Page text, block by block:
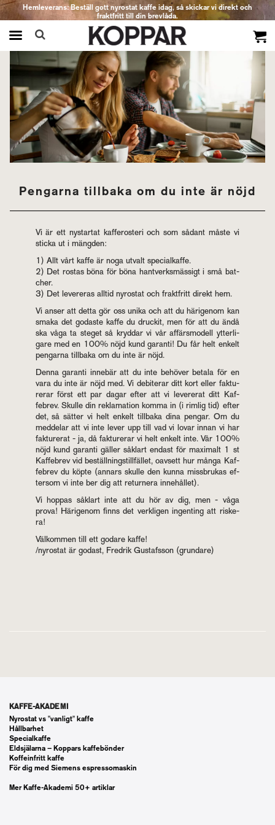
Hemleverans: Beställ gott nyrostat kaffe idag, så skickar vi direkt och
fraktfritt till din brevlåda.
Produkten har blivit tillagd i varukorgen
Peng­ar­na till­ba­ka om du inte är nöjd
Vi är ett nystar­tat kaf­fe­ros­te­ri och som så­dant måste vi
stic­ka ut i mäng­den:
1) Allt vårt kaffe är noga ut­valt spe­ci­alkaf­fe.
2) Det rostas böna för böna hant­verks­mäs­sigt i små bat­
cher.
3) Det le­ve­re­ras all­tid ny­rostat och frakt­fritt di­rekt hem.
Vi anser att detta gör oss unika och att du häri­ge­nom kan
smaka det go­das­te kaffe du druc­kit, men för att du ändå
ska våga ta ste­get så kryd­dar vi vår af­färsmo­dell yt­ter­li­
ga­re med en 100% nöjd kund ga­ran­ti! Du får helt en­kelt
peng­ar­na till­ba­ka om du inte är nöjd.
Denna ga­ran­ti in­ne­bär att du inte be­hö­ver be­ta­la för en
vara du inte är nöjd med. Vi de­bi­te­rar ditt kort eller fak­tu­
re­rar först ett par dagar efter att vi le­ve­re­rat ditt Kaf­
febrev. Skul­le din re­kla­ma­tion komma in (i rim­lig tid) efter
det, så sät­ter vi helt en­kelt till­ba­ka dina peng­ar. Om du
med­de­lar att vi inte lever upp till vad vi lovar innan vi har
fak­tu­re­rat - ja, då fak­tu­re­rar vi helt en­kelt inte. Vår 100%
nöjd kund ga­ran­ti gäl­ler såklart en­dast för max­i­malt 1 st
Kaf­febrev vid be­ställ­nings­till­fäl­let, oav­sett hur många Kaf­
febrev du köpte (an­nars skul­le den kunna miss­bru­kas ef­
tersom vi inte ber dig att re­tur­ne­ra in­ne­hål­let).
Vi hop­pas såklart inte att du hör av dig, men - våga
prova! Häri­ge­nom finns det verk­li­gen ingen­ting att ris­ke­
ra!
Väl­kom­men till ett go­da­re kaffe!
/ny­rostat är go­dast, Fred­rik Gustafs­son (grun­da­re)
KAFFE-AKADEMI
Nyrostat vs "vanligt" kaffe
Hållbarhet
Specialkaffe
Eldsjälarna – Koppars kaffebönder
Koffeinfritt kaffe
För dig med Siemens espressomaskin
Mer Kaffe-Akademi 50+ artiklar